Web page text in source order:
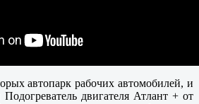
автопарк рабочих автомобилей, и
двигателя Атлант + от